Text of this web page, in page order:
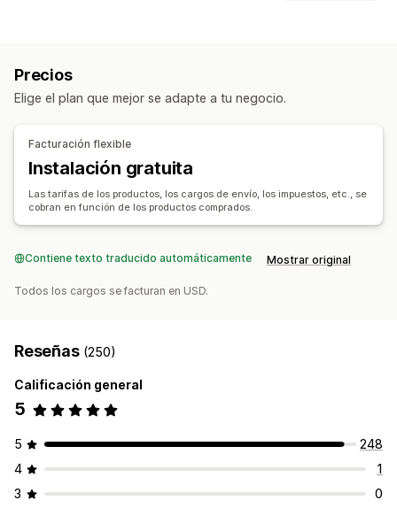
Juguetes y juegos
Productos deportivos Productos para mascotas
Sucursales de abastecimiento
Descuentos por volumen
Formulario de suscripción
Procesamiento masivo
Sincronización de inventario
Estado del inventario Importar y exportar
Precios
Elige el plan que mejor se adapte a tu negocio.
Facturación flexible
Instalación gratuita
Las tarifas de los productos, los cargos de envío, los impuestos, etc., se
cobran en función de los productos comprados.
Contiene texto traducido automáticamente Mostrar original
Todos los cargos se facturan en USD.
Reseñas (250)
Calificación general
5
5
248
4
1
3
0